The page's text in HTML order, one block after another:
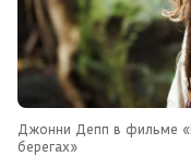
Джонни Депп в фильме
берегах»